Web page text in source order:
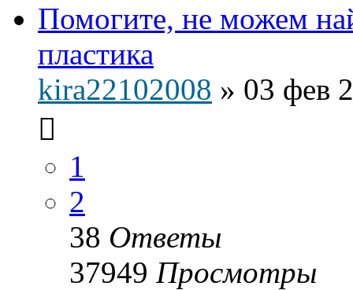
Помогите, не можем
пластика
kira22102008 » 03 фев
1
2
38 Ответы
37949 Просмотры